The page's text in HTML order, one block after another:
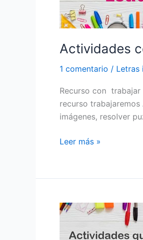
Actividades
1 comentario / Letras
Recurso con trabajar
recurso
imágenes, resolver
Leer más »
Actividades
divertidas
para